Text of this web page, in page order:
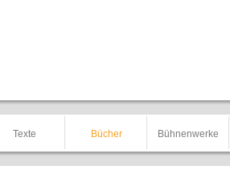
Texte Bücher Bühnenwerke